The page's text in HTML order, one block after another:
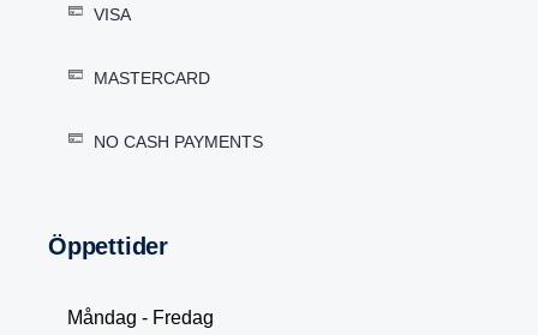
VISA
MASTERCARD
NO CASH PAYMENTS
Öppet­tider
Måndag - Fredag